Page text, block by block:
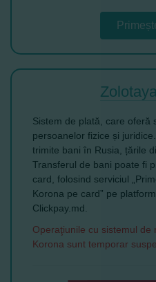
Sistem de plată, care oferă
persoanelor fizice și
trimite bani în Rusia, țările
Transferul de bani poate fi
card, folosind serviciul
Korona pe card” pe
Clickpay.md.
Operaţiunile cu sistemul
Korona sunt temporar